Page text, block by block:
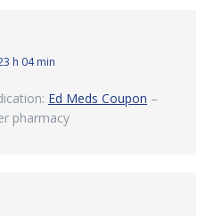
h 04 min
Ed Meds Coupon –
pharmacy